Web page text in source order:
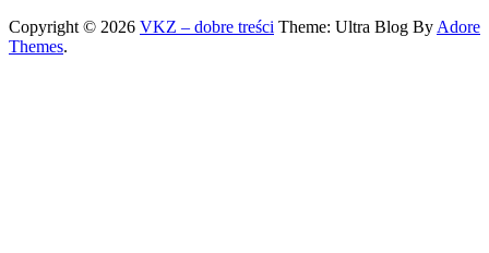
Copyright © 2026 VKZ – dobre treści Theme: Ultra Blog By Adore
Themes.